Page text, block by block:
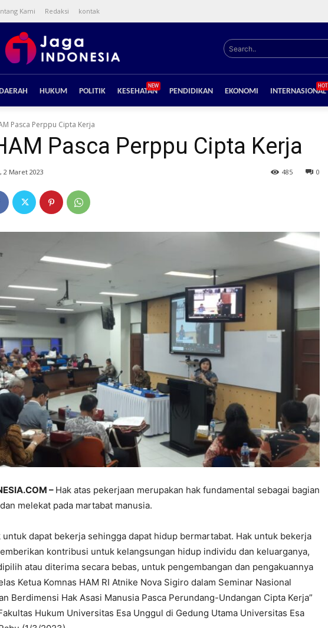
Kami Redaksi kontak
Search..
HUKUM POLITIK KESEHATAN
NEW
PENDIDIKAN EKONOMI INTERNASIONAL
HOT
Pasca Perppu Cipta Kerja
Pasca Perppu Cipta Kerja
2 Maret 2023 0
485
– Hak atas pekerjaan merupakan hak fundamental sebagai bagian
melekat pada martabat manusia.
dapat bekerja sehingga dapat hidup bermartabat. Hak untuk bekerja
kontribusi untuk kelangsungan hidup individu dan keluarganya,
atau diterima secara bebas, untuk pengembangan dan pengakuannya
Ketua Komnas HAM RI Atnike Nova Sigiro dalam Seminar Nasional
Berdimensi Hak Asasi Manusia Pasca Perundang-Undangan Cipta Kerja”
Hukum Universitas Esa Unggul di Gedung Utama Universitas Esa